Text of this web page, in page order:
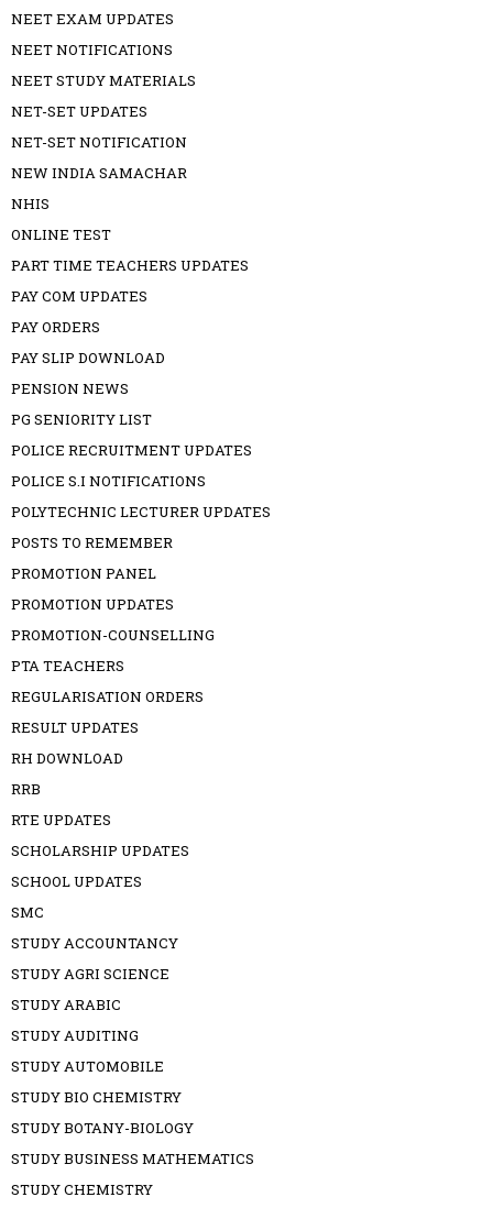
NEET EXAM UPDATES
NEET NOTIFICATIONS
NEET STUDY MATERIALS
NET-SET UPDATES
NET-SET NOTIFICATION
NEW INDIA SAMACHAR
NHIS
ONLINE TEST
PART TIME TEACHERS UPDATES
PAY COM UPDATES
PAY ORDERS
PAY SLIP DOWNLOAD
PENSION NEWS
PG SENIORITY LIST
POLICE RECRUITMENT UPDATES
POLICE S.I NOTIFICATIONS
POLYTECHNIC LECTURER UPDATES
POSTS TO REMEMBER
PROMOTION PANEL
PROMOTION UPDATES
PROMOTION-COUNSELLING
PTA TEACHERS
REGULARISATION ORDERS
RESULT UPDATES
RH DOWNLOAD
RRB
RTE UPDATES
SCHOLARSHIP UPDATES
SCHOOL UPDATES
SMC
STUDY ACCOUNTANCY
STUDY AGRI SCIENCE
STUDY ARABIC
STUDY AUDITING
STUDY AUTOMOBILE
STUDY BIO CHEMISTRY
STUDY BOTANY-BIOLOGY
STUDY BUSINESS MATHEMATICS
STUDY CHEMISTRY